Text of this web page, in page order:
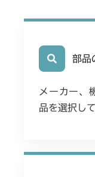
部品
メーカー、
品を選択し